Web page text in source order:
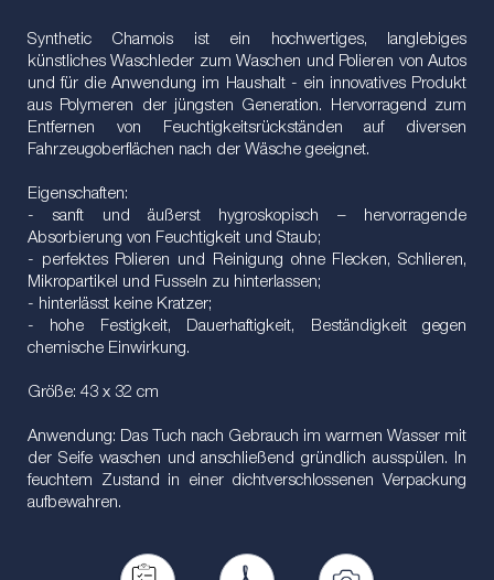
Synthetic Chamois ist ein hochwertiges, langlebiges
künstliches Waschleder zum Waschen und Polieren von Autos
und für die Anwendung im Haushalt - ein innovatives Produkt
aus Polymeren der jüngsten Generation. Hervorragend zum
Entfernen von Feuchtigkeitsrückständen auf diversen
Fahrzeugoberflächen nach der Wäsche geeignet.
Eigenschaften:
- sanft und äußerst hygroskopisch – hervorragende
Absorbierung von Feuchtigkeit und Staub;
- perfektes Polieren und Reinigung ohne Flecken, Schlieren,
Mikropartikel und Fusseln zu hinterlassen;
- hinterlässt keine Kratzer;
- hohe Festigkeit, Dauerhaftigkeit, Beständigkeit gegen
chemische Einwirkung.
Größe: 43 x 32 cm
Anwendung: Das Tuch nach Gebrauch im warmen Wasser mit
der Seife waschen und anschließend gründlich ausspülen. In
feuchtem Zustand in einer dichtverschlossenen Verpackung
aufbewahren.